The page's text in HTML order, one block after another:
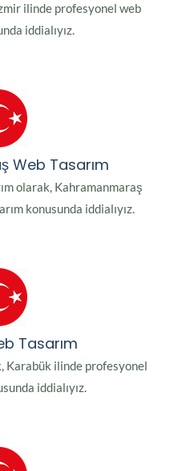
ilinde profesyonel web
iddialıyız.
Web Tasarım
olarak, Kahramanmaraş
konusunda iddialıyız.
Tasarım
Karabük ilinde profesyonel
iddialıyız.